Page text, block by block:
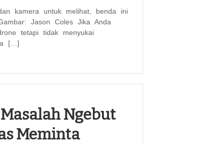
kamera untuk melihat, benda ini
Jason Coles Jika Anda
tetapi tidak menyukai
[…]
Ngebut
Meminta